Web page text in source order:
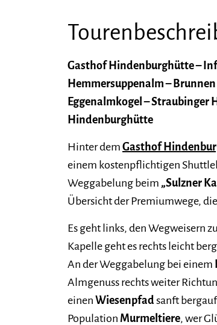
Gasthof Hindenburghütte –
Hemmersuppenalm – Brunnen
Eggenalmkogel – Straubinger
Hindenburghütte
Hinter dem Gasthof
einem kostenpflichtigen
Weggabelung beim „Sulzner
Übersicht der Premiumwege,
Es geht links, den Wegweisern
Kapelle geht es rechts leicht
An der Weggabelung bei einem
Almgenuss rechts weiter
einen Wiesenpfadsanft
Population Murmeltiere, wer